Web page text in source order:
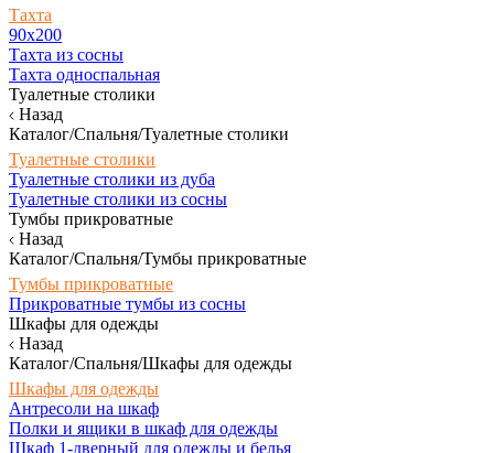
Тахта
90х200
Тахта из сосны
Тахта односпальная
Туалетные столики
Назад
Каталог/Спальня/Туалетные столики
Туалетные столики
Туалетные столики из дуба
Туалетные столики из сосны
Тумбы прикроватные
Назад
Каталог/Спальня/Тумбы прикроватные
Тумбы прикроватные
Прикроватные тумбы из сосны
Шкафы для одежды
Назад
Каталог/Спальня/Шкафы для одежды
Шкафы для одежды
Антресоли на шкаф
Полки и ящики в шкаф для одежды
Шкаф 1-дверный для одежды и белья